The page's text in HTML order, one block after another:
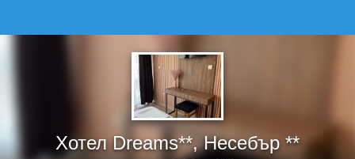
Хотел Dreams**, Несебър **